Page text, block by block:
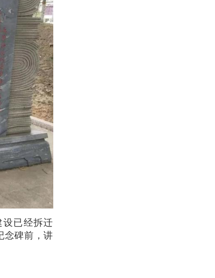
已经拆迁
念碑前，讲